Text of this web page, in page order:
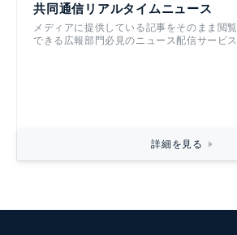
共同通信リアルタイムニュース
メディアに提供している記事をそのまま閲覧
できる広報部門必見のニュース配信サービス
詳細を見る